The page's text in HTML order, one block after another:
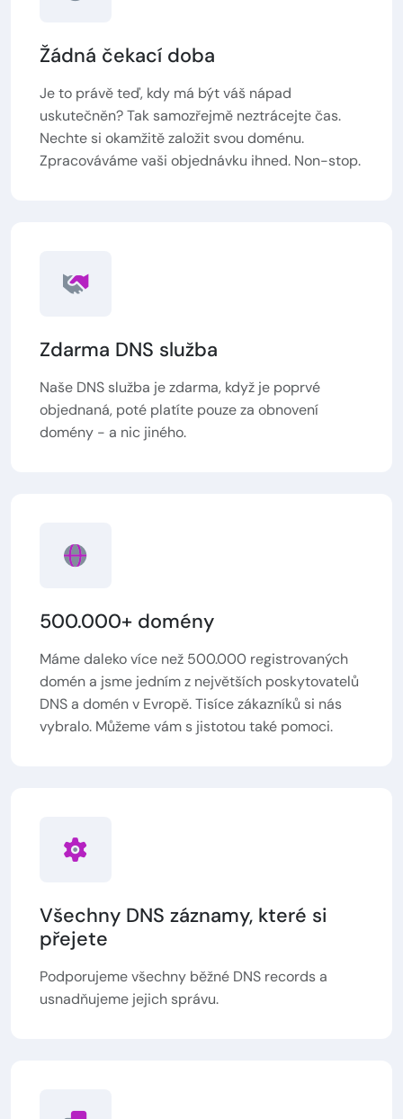
Žádná čekací doba
Je to právě teď, kdy má být váš nápad
uskutečněn? Tak samozřejmě neztrácejte čas.
Nechte si okamžitě založit svou doménu.
Zpracováváme vaši objednávku ihned. Non-stop.
Zdarma DNS služba
Naše DNS služba je zdarma, když je poprvé
objednaná, poté platíte pouze za obnovení
domény - a nic jiného.
500.000+ domény
Máme daleko více než 500.000 registrovaných
domén a jsme jedním z největších poskytovatelů
DNS a domén v Evropě. Tisíce zákazníků si nás
vybralo. Můžeme vám s jistotou také pomoci.
Všechny DNS záznamy, které si
přejete
Podporujeme všechny běžné DNS records a
usnadňujeme jejich správu.